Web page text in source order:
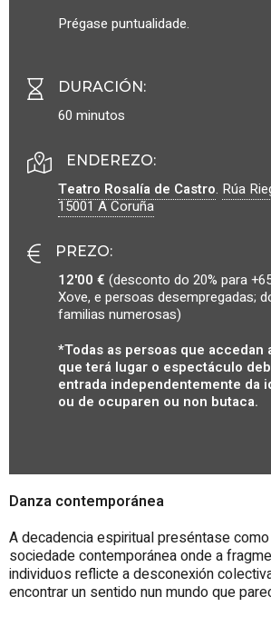
Prégase puntualidade.
DURACIÓN:
60 minutos
ENDEREZO:
Teatro Rosalía de Castro. Rúa
15001A Coruña
PREZO:
12'00 € (desconto do 20% para
Xove, e persoas desempregadas;
familias numerosas)
*Todas as persoas que accedan
que terá lugar o espectáculo
entrada independentemente da
ou de ocuparen ou non butaca.
Danza contemporánea
A decadencia espiritual preséntase
sociedade contemporánea onde a
individuos reflicte a desconexión
encontrar un sentido nun mundo que